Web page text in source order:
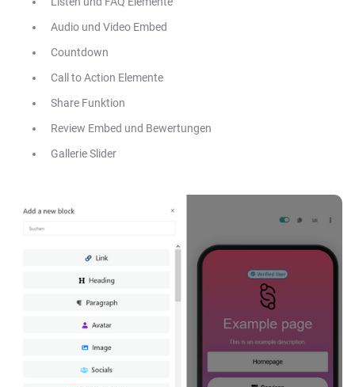
Audio und Video Embed
Countdown
Call to Action Elemente
Share Funktion
Review Embed und Bewertungen
Gallerie Slider